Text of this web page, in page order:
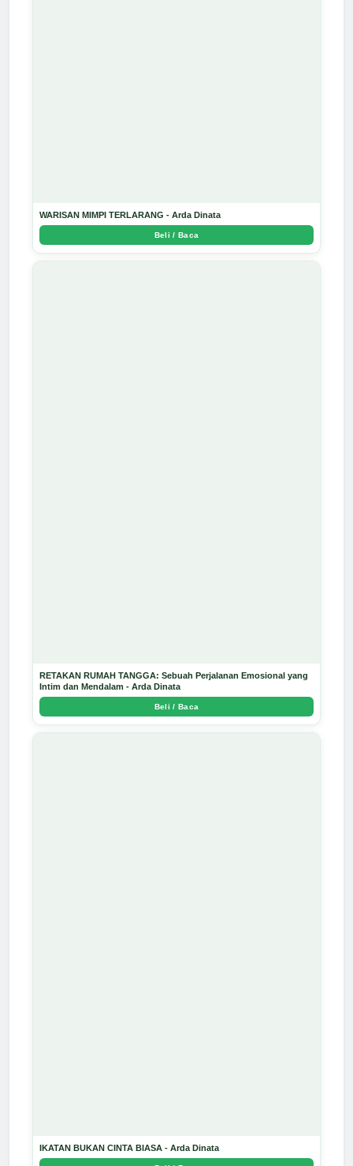
WARISAN MIMPI TERLARANG - Arda Dinata
Beli / Baca
RETAKAN RUMAH TANGGA: Sebuah Perjalanan Emosional yang
Intim dan Mendalam - Arda Dinata
Beli / Baca
IKATAN BUKAN CINTA BIASA - Arda Dinata